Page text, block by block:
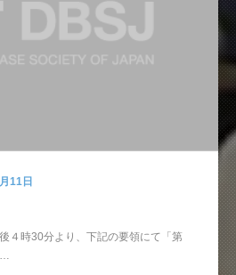
11日
４時30分より、下記の要領にて「第
…